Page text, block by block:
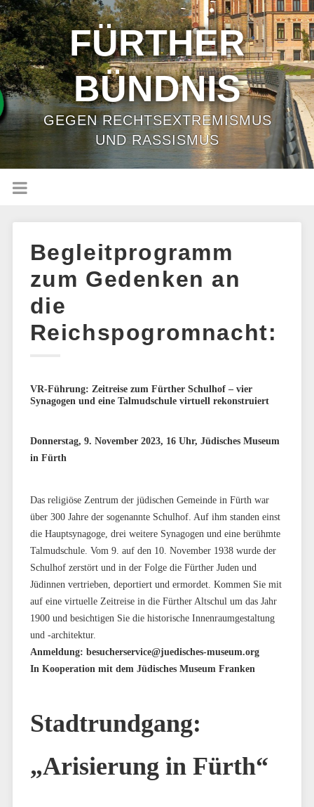
FÜRTHER
BÜNDNIS
GEGEN RECHTSEXTREMISMUS
UND RASSISMUS
Begleitprogramm
zum Gedenken an
die
Reichspogromnacht:
VR-Führung: Zeitreise zum Fürther Schulhof – vier
Synagogen und eine Talmudschule virtuell rekonstruiert
Donnerstag, 9. November 2023, 16 Uhr, Jüdisches Museum
in Fürth
Das religiöse Zentrum der jüdischen Gemeinde in Fürth war
über 300 Jahre der sogenannte Schulhof. Auf ihm standen einst
die Hauptsynagoge, drei weitere Synagogen und eine berühmte
Talmudschule. Vom 9. auf den 10. November 1938 wurde der
Schulhof zerstört und in der Folge die Fürther Juden und
Jüdinnen vertrieben, deportiert und ermordet. Kommen Sie mit
auf eine virtuelle Zeitreise in die Fürther Altschul um das Jahr
1900 und besichtigen Sie die historische Innenraumgestaltung
und -architektur.
Anmeldung: besucherservice@juedisches-museum.org
In Kooperation mit dem Jüdisches Museum Franken
Stadtrundgang:
„Arisierung in Fürth“